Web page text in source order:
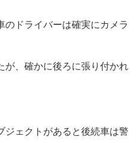
のドライバーは確実にカメラ
が、確かに後ろに張り付かれ
ジェクトがあると後続車は警